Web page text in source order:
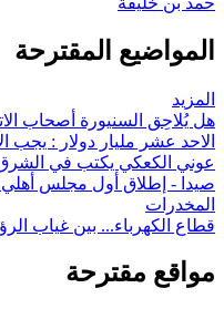
المواضيع المقترحة
المزيد
هل يُلاحِق السنيورة أصحاب
الاحد عشر مليار دولار : يجب
عوني الكعكي يكتب في الشرق
صيدا - إطلاق أول مجلس
المخدرات
قطاع الكهرباء... بين غياب
مواقع مقترحة